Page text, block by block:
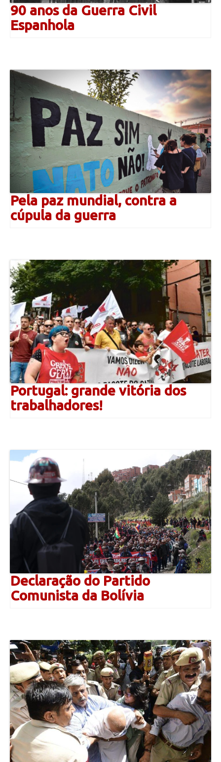
90 anos da Guerra Civil
Espanhola
Pela paz mundial, contra a
cúpula da guerra
Portugal: grande vitória dos
trabalhadores!
Declaração do Partido
Comunista da Bolívia